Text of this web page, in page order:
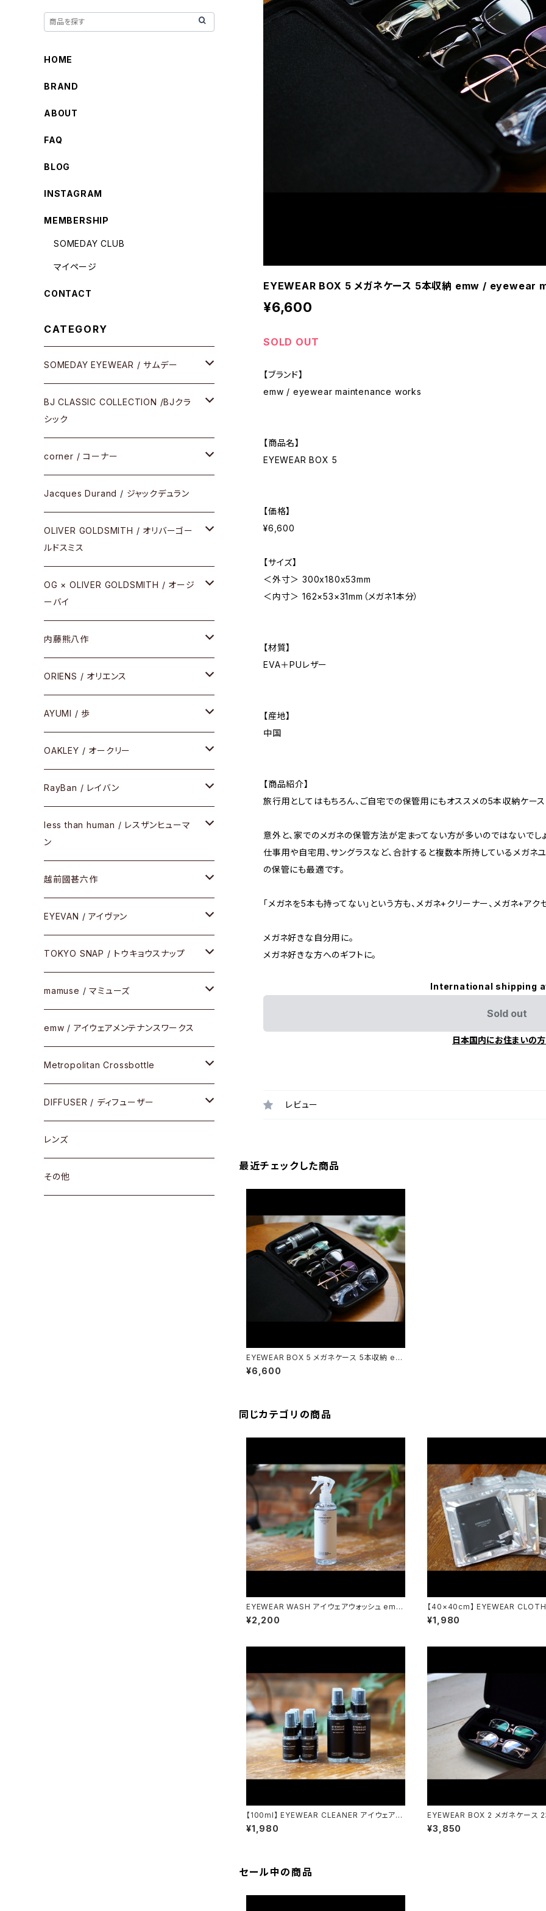
EYEWEAR BOX 5 メガネケース 5本収納 emw /
¥6,600
SOLD OUT
【ブランド】
emw / eyewear maintenance works
【商品名】
EYEWEAR BOX 5
【価格】
¥6,600
【サイズ】
＜外寸＞ 300x180x53mm
＜内寸＞ 162×53×31mm（メガネ1本分）
【材質】
EVA＋PUレザー
【産地】
中国
【商品紹介】
旅行用としてはもちろん、ご自宅での保管用にもオススメの5本収納ケース
意外と、家でのメガネの保管方法が定まってない方が多いのではないでし
仕事用や自宅用、サングラスなど、合計すると複数本所持しているメガネ
の保管にも最適です。
「メガネを5本も持ってない」という方も、メガネ+クリーナー、メガネ+ア
メガネ好きな自分用に。
メガネ好きな方へのギフトに。
International shipping
Sold out
日本国内にお住まいの
レビュー
最近チェックした商品
EYEWEAR BOX 5 メガネケース 5本収納 em
w / eyewear maintenance works
¥6,600
同じカテゴリの商品
EYEWEAR WASH アイウェアウォッシュ emw
/ eyewear maintenance works
¥2,200
【40×40cm】 EYEWEAR CLOTH
クロス emw / eyewear
ks
¥1,980
【100ml】 EYEWEAR CLEANER アイウェアク
リーナー emw / eyewear maintenance w
orks
¥1,980
EYEWEAR BOX 2 メガネケース
w / eyewear maintenance
¥3,850
セール中の商品
HOME
BRAND
ABOUT
FAQ
BLOG
INSTAGRAM
MEMBERSHIP
SOMEDAY CLUB
マイページ
CONTACT
CATEGORY
SOMEDAY EYEWEAR / サムデー
メガネ
サングラス
アパレル
その他
BJ CLASSIC COLLECTION /BJクラ
シック
CELLULOID（CRAFTSMAN EDITION）
SHINBARI（CRAFTSMAN EDITION）
URUSHI（CRAFTSMAN EDITION）
REVIVAL EDITION
HEAVY EDITION
COMBI （コンビシリーズ）
PREMIUM（プレミアムシリーズ）
PLASTIC（プラスティックシリーズ）
SIRMONT（サーモントシリーズ）
SUNSHIFT
ケア用品
corner / コーナー
リサーチシリーズ
サブリメイションシリーズ
Jacques Durand / ジャックデュラン
OLIVER GOLDSMITH / オリバーゴー
ルドスミス
メタル
セル
コンビ
OG × OLIVER GOLDSMITH / オージ
ーバイ
メタル
セル
コンビ
内藤熊八作
セル
メタル
コンビ
ORIENS / オリエンス
セルフレーム
メタルフレーム
その他
AYUMI / 歩
セルフレーム
OAKLEY / オークリー
メガネフレーム
サングラス
Frogskins(フロッグスキン )
限定モデル
その他
修理
RayBan / レイバン
メガネフレーム
サングラス
その他
less than human / レスザンヒューマ
ン
メガネフレーム
サングラス
その他
越前國甚六作
セルフレーム
メタルフレーム
コンビフレーム
EYEVAN / アイヴァン
メガネ
サングラス
その他
TOKYO SNAP / トウキョウスナップ
セルフレーム
メタルフレーム
コンビネーション
mamuse / マミューズ
セル
メタル
コンビ
emw / アイウェアメンテナンスワークス
Metropolitan Crossbottle
30cm×30cm
18cm×13cm
DIFFUSER / ディフューザー
グラスコード
メガネケース
レンズ
その他